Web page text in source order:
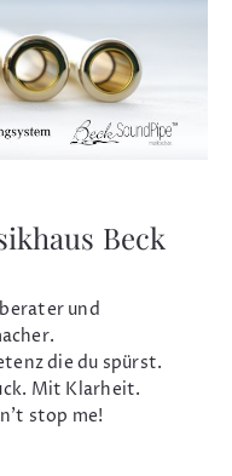
Beck
und
die du spürst.
Mit Klarheit.
stop me!